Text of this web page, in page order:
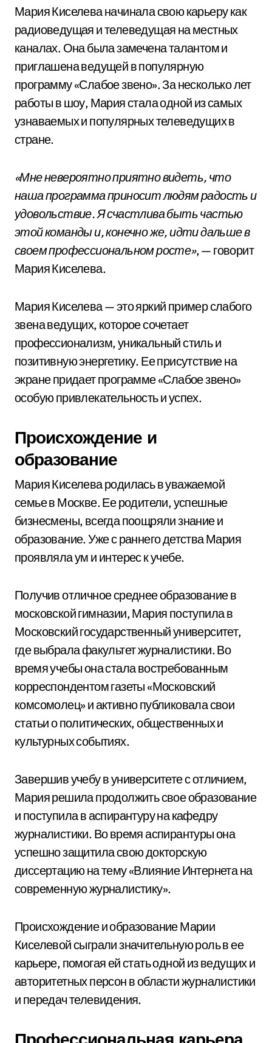
Мария Киселева начинала свою карьеру как
радиоведущая и телеведущая на местных
каналах. Она была замечена талантом и
приглашена ведущей в популярную
программу «Слабое звено». За несколько лет
работы в шоу, Мария стала одной из самых
узнаваемых и популярных телеведущих в
стране.
«Мне невероятно приятно видеть, что
наша программа приносит людям радость и
удовольствие. Я счастлива быть частью
этой команды и, конечно же, идти дальше в
своем профессиональном росте», — говорит
Мария Киселева.
Мария Киселева — это яркий пример слабого
звена ведущих, которое сочетает
профессионализм, уникальный стиль и
позитивную энергетику. Ее присутствие на
экране придает программе «Слабое звено»
особую привлекательность и успех.
Происхождение и
образование
Мария Киселева родилась в уважаемой
семье в Москве. Ее родители, успешные
бизнесмены, всегда поощряли знание и
образование. Уже с раннего детства Мария
проявляла ум и интерес к учебе.
Получив отличное среднее образование в
московской гимназии, Мария поступила в
Московский государственный университет,
где выбрала факультет журналистики. Во
время учебы она стала востребованным
корреспондентом газеты «Московский
комсомолец» и активно публиковала свои
статьи о политических, общественных и
культурных событиях.
Завершив учебу в университете с отличием,
Мария решила продолжить свое образование
и поступила в аспирантуру на кафедру
журналистики. Во время аспирантуры она
успешно защитила свою докторскую
диссертацию на тему «Влияние Интернета на
современную журналистику».
Происхождение и образование Марии
Киселевой сыграли значительную роль в ее
карьере, помогая ей стать одной из ведущих и
авторитетных персон в области журналистики
и передач телевидения.